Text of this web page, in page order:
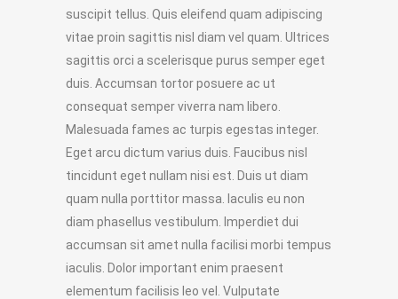
suscipit tellus. Quis eleifend quam adipiscing
vitae proin sagittis nisl diam vel quam. Ultrices
sagittis orci a scelerisque purus semper eget
duis. Accumsan tortor posuere ac ut
consequat semper viverra nam libero.
Malesuada fames ac turpis egestas integer.
Eget arcu dictum varius duis. Faucibus nisl
tincidunt eget nullam nisi est. Duis ut diam
quam nulla porttitor massa. Iaculis eu non
diam phasellus vestibulum. Imperdiet dui
accumsan sit amet nulla facilisi morbi tempus
iaculis. Dolor important enim praesent
elementum facilisis leo vel. Vulputate